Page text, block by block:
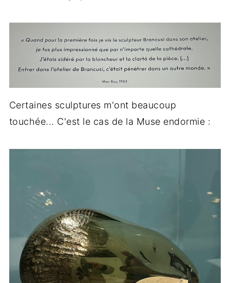
Certaines sculptures m'ont beaucoup
touchée... C'est le cas de la Muse endormie :